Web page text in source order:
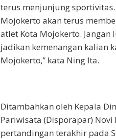
terus menjunjung sportivitas.
Mojokerto akan terus
atlet Kota Mojokerto.
jadikan kemenangan kalian
Mojokerto,” kata Ning Ita.
Ditambahkan oleh Kepala
Pariwisata (Disporapar)
pertandingan terakhir pada